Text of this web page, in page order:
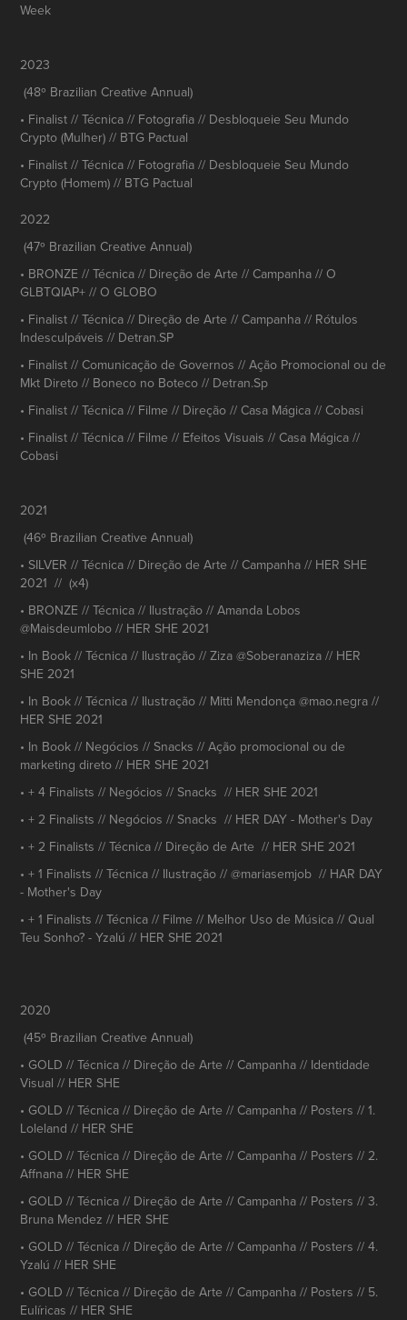
Week
2023
(48º Brazilian Creative Annual)
• Finalist // Técnica // Fotografia // Desbloqueie Seu Mundo
Crypto (Mulher) // BTG Pactual
• Finalist // Técnica // Fotografia // Desbloqueie Seu Mundo
Crypto (Homem) // BTG Pactual
2022
(47º Brazilian Creative Annual)
• BRONZE // Técnica // Direção de Arte // Campanha // O
GLBTQIAP+ // O GLOBO
• Finalist // Técnica // Direção de Arte // Campanha // Rótulos
Indesculpáveis // Detran.SP
• Finalist // Comunicação de Governos // Ação Promocional ou de
Mkt Direto // Boneco no Boteco // Detran.Sp
• Finalist // Técnica // Filme // Direção // Casa Mágica // Cobasi
• Finalist // Técnica // Filme // Efeitos Visuais // Casa Mágica //
Cobasi
2021
(46º Brazilian Creative Annual)
• SILVER // Técnica // Direção de Arte // Campanha // HER SHE
2021 // (x4)
• BRONZE // Técnica // Ilustração // Amanda Lobos
@Maisdeumlobo // HER SHE 2021
• In Book // Técnica // Ilustração // Ziza @Soberanaziza // HER
SHE 2021
• In Book // Técnica // Ilustração // Mitti Mendonça @mao.negra //
HER SHE 2021
• In Book // Negócios // Snacks // Ação promocional ou de
marketing direto // HER SHE 2021
• + 4 Finalists // Negócios // Snacks // HER SHE 2021
• + 2 Finalists // Negócios // Snacks // HER DAY - Mother's Day
• + 2 Finalists // Técnica // Direção de Arte // HER SHE 2021
• + 1 Finalists // Técnica // Ilustração // @mariasemjob // HAR DAY
- Mother's Day
• + 1 Finalists // Técnica // Filme // Melhor Uso de Música // Qual
Teu Sonho? - Yzalú // HER SHE 2021
2020
(45º Brazilian Creative Annual)
• GOLD // Técnica // Direção de Arte // Campanha // Identidade
Visual // HER SHE
• GOLD // Técnica // Direção de Arte // Campanha // Posters // 1.
Loleland // HER SHE
• GOLD // Técnica // Direção de Arte // Campanha // Posters // 2.
Affnana // HER SHE
• GOLD // Técnica // Direção de Arte // Campanha // Posters // 3.
Bruna Mendez // HER SHE
• GOLD // Técnica // Direção de Arte // Campanha // Posters // 4.
Yzalú // HER SHE
• GOLD // Técnica // Direção de Arte // Campanha // Posters // 5.
Eulíricas // HER SHE